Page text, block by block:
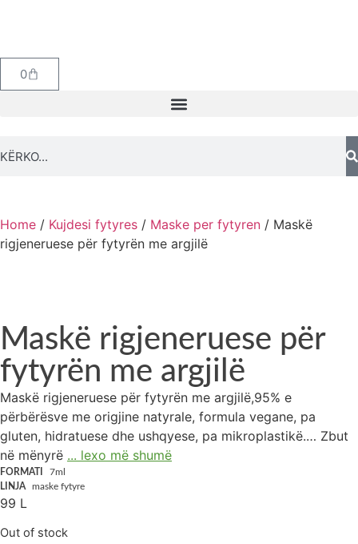
0
Home / Kujdesi fytyres / Maske per fytyren / Maskë
rigjeneruese për fytyrën me argjilë
Maskë rigjeneruese për
fytyrën me argjilë
Maskë rigjeneruese për fytyrën me argjilë,95% e
përbërësve me origjine natyrale, formula vegane, pa
gluten, hidratuese dhe ushqyese, pa mikroplastikë.… Zbut
në mënyrë ... lexo më shumë
FORMATI
7ml
LINJA
maske fytyre
99 L
Out of stock